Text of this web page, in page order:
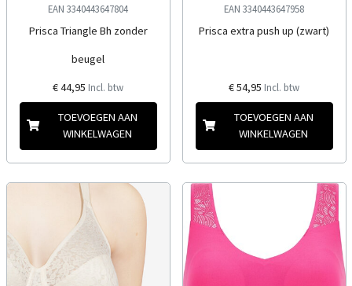
EAN 3340443647804
Prisca Triangle Bh zonder
beugel
€ 44,95 Incl. btw
TOEVOEGEN AAN
WINKELWAGEN
EAN 3340443647958
Prisca extra push up (zwart)
€ 54,95 Incl. btw
TOEVOEGEN AAN
WINKELWAGEN